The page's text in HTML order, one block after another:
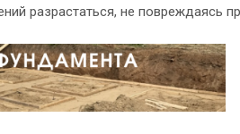
разрастаться, не повреждаясь